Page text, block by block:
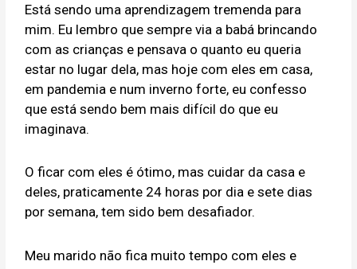
Está sendo uma aprendizagem tremenda para
mim. Eu lembro que sempre via a babá brincando
com as crianças e pensava o quanto eu queria
estar no lugar dela, mas hoje com eles em casa,
em pandemia e num inverno forte, eu confesso
que está sendo bem mais difícil do que eu
imaginava.
O ficar com eles é ótimo, mas cuidar da casa e
deles, praticamente 24 horas por dia e sete dias
por semana, tem sido bem desafiador.
Meu marido não fica muito tempo com eles e